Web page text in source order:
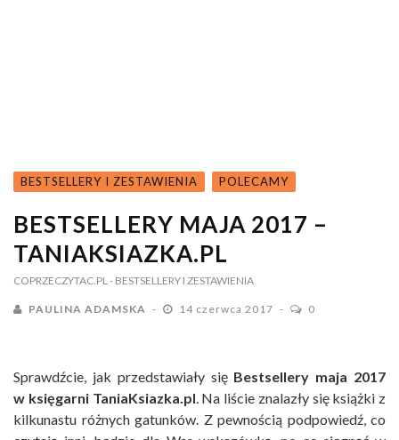
BESTSELLERY I ZESTAWIENIA POLECAMY
BESTSELLERY MAJA 2017 –
TANIAKSIAZKA.PL
COPRZECZYTAC.PL - BESTSELLERY I ZESTAWIENIA
PAULINA ADAMSKA 14 czerwca 2017 0
Sprawdźcie, jak przedstawiały się Bestsellery maja 2017
w księgarni TaniaKsiazka.pl. Na liście znalazły się książki z
kilkunastu różnych gatunków. Z pewnością podpowiedź, co